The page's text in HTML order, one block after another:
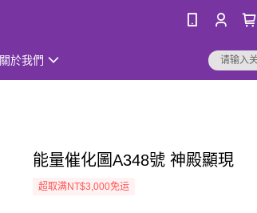
關於我們
能量催化圖A348號 神殿顯現
超取满NT$3,000免运